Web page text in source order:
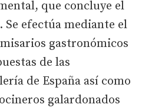
que concluye el
efectúa mediante el
gastronómicos
de las
de España así como
galardonados